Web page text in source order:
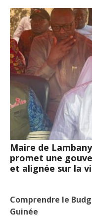
Maire de
promet une
et alignée sur la
Comprendre le
Guinée